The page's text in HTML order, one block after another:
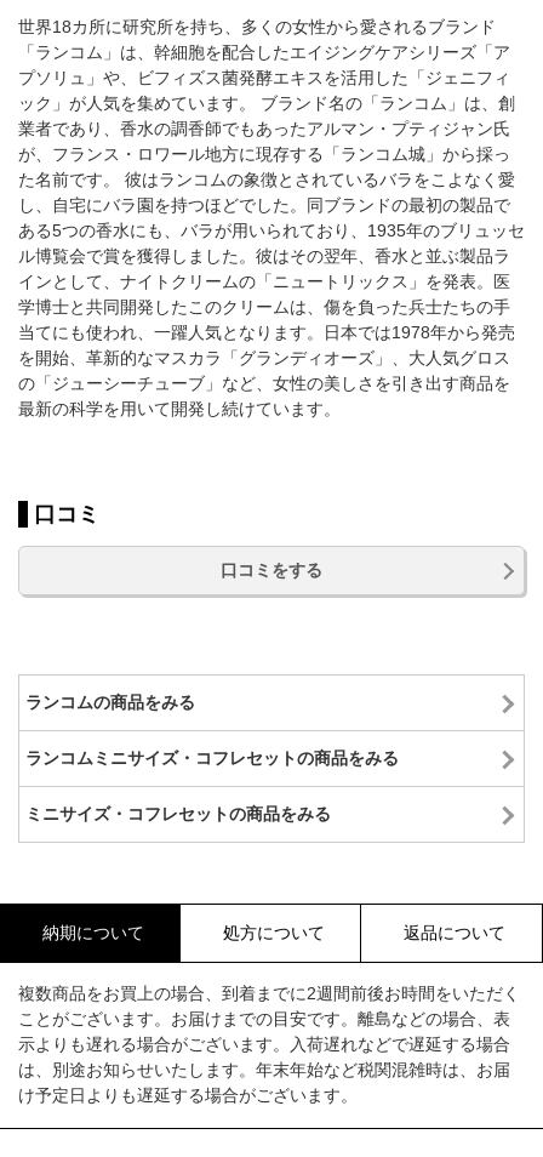
世界18カ所に研究所を持ち、多くの女性から愛されるブランド
「ランコム」は、幹細胞を配合したエイジングケアシリーズ「ア
プソリュ」や、ビフィズス菌発酵エキスを活用した「ジェニフィ
ック」が人気を集めています。 ブランド名の「ランコム」は、創
業者であり、香水の調香師でもあったアルマン・プティジャン氏
が、フランス・ロワール地方に現存する「ランコム城」から採っ
た名前です。 彼はランコムの象徴とされているバラをこよなく愛
し、自宅にバラ園を持つほどでした。同ブランドの最初の製品で
ある5つの香水にも、バラが用いられており、1935年のブリュッセ
ル博覧会で賞を獲得しました。彼はその翌年、香水と並ぶ製品ラ
インとして、ナイトクリームの「ニュートリックス」を発表。医
学博士と共同開発したこのクリームは、傷を負った兵士たちの手
当てにも使われ、一躍人気となります。日本では1978年から発売
を開始、革新的なマスカラ「グランディオーズ」、大人気グロス
の「ジューシーチューブ」など、女性の美しさを引き出す商品を
最新の科学を用いて開発し続けています。
口コミ
口コミをする
ランコムの商品をみる
ランコムミニサイズ・コフレセットの商品をみる
ミニサイズ・コフレセットの商品をみる
納期について 処方について 返品について
複数商品をお買上の場合、到着までに2週間前後お時間をいただく
ことがございます。お届けまでの目安です。離島などの場合、表
示よりも遅れる場合がございます。入荷遅れなどで遅延する場合
は、別途お知らせいたします。年末年始など税関混雑時は、お届
け予定日よりも遅延する場合がございます。